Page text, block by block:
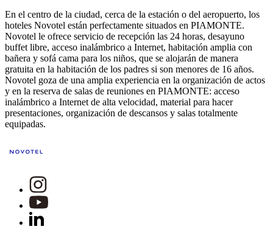
En el centro de la ciudad, cerca de la estación o del aeropuerto, los
hoteles Novotel están perfectamente situados en PIAMONTE.
Novotel le ofrece servicio de recepción las 24 horas, desayuno
buffet libre, acceso inalámbrico a Internet, habitación amplia con
bañera y sofá cama para los niños, que se alojarán de manera
gratuita en la habitación de los padres si son menores de 16 años.
Novotel goza de una amplia experiencia en la organización de actos
y en la reserva de salas de reuniones en PIAMONTE: acceso
inalámbrico a Internet de alta velocidad, material para hacer
presentaciones, organización de descansos y salas totalmente
equipadas.